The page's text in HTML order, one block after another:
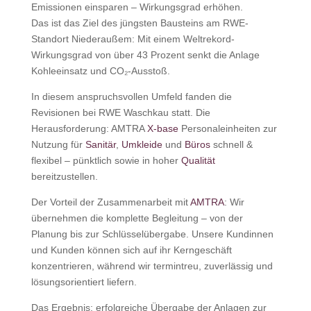
Emissionen einsparen – Wirkungsgrad erhöhen.
Das ist das Ziel des jüngsten Bausteins am RWE-
Standort Niederaußem: Mit einem Weltrekord-
Wirkungsgrad von über 43 Prozent senkt die Anlage
Kohleeinsatz und CO₂‑Ausstoß.
In diesem anspruchsvollen Umfeld fanden die
Revisionen bei RWE Waschkau statt. Die
Herausforderung: AMTRAX-basePersonaleinheiten zur
Nutzung für Sanitär, Umkleideund Bürosschnell &
flexibel – pünktlich sowie in hoher Qualität
bereitzustellen.
Der Vorteil der Zusammenarbeit mitAMTRA: Wir
übernehmen die komplette Begleitung – von der
Planung bis zur Schlüsselübergabe. Unsere Kundinnen
und Kunden können sich auf ihr Kerngeschäft
konzentrieren, während wir termintreu, zuverlässig und
lösungsorientiert liefern.
Das Ergebnis: erfolgreiche Übergabe der Anlagen zur